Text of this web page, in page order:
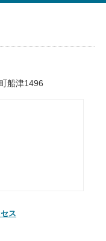
船津1496
ス